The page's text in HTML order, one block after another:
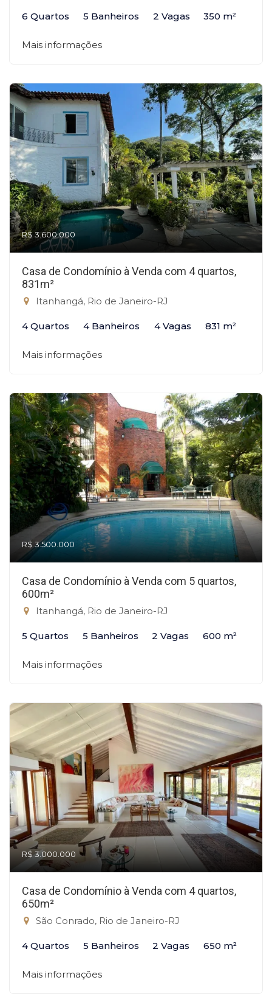
6 Quartos 5 Banheiros 2 Vagas 350 m²
Mais informações
R$ 3.600.000
Casa de Condomínio à Venda com 4 quartos,
831m²
Itanhangá, Rio de Janeiro-RJ
4 Quartos 4 Banheiros 4 Vagas 831 m²
Mais informações
R$ 3.500.000
Casa de Condomínio à Venda com 5 quartos,
600m²
Itanhangá, Rio de Janeiro-RJ
5 Quartos 5 Banheiros 2 Vagas 600 m²
Mais informações
R$ 3.000.000
Casa de Condomínio à Venda com 4 quartos,
650m²
São Conrado, Rio de Janeiro-RJ
4 Quartos 5 Banheiros 2 Vagas 650 m²
Mais informações